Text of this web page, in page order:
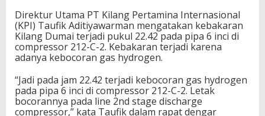
r
e
n
a
K
b
o
c
o
Direktur Utama PT Kilang Pertamina Internasional
(KPI) Taufik Aditiyawarman mengatakan kebakaran
Kilang Dumai terjadi pukul 22.42 pada pipa 6 inci di
compressor 212-C-2. Kebakaran terjadi karena
adanya kebocoran gas hydrogen.
“Jadi pada jam 22.42 terjadi kebocoran gas hydrogen
pada pipa 6 inci di compressor 212-C-2. Letak
bocorannya pada line 2nd stage discharge
compressor,” kata Taufik dalam rapat dengar